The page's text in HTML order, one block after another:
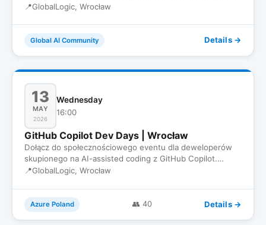
środowisku produk…
📍GlobalLogic, Wrocław
Global AI Community Details →
13
MAY
2026
Wednesday
16:00
GitHub Copilot Dev Days | Wrocław
Dołącz do społecznościowego eventu dla deweloperów
skupionego na AI-assisted coding z GitHub Copilot.
Spotkamy się, żeby…
📍GlobalLogic, Wrocław
Azure Poland 👥 40 Details →